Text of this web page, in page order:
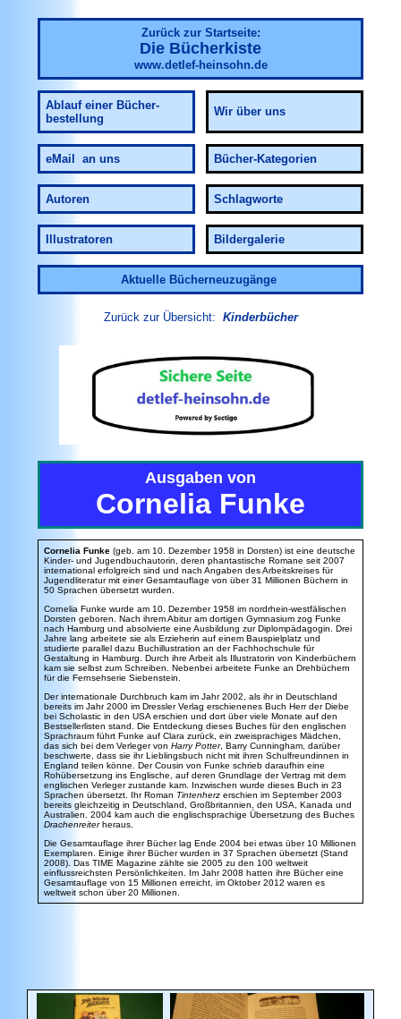
Zurück zur Startseite:
Die Bücherkiste
www.detlef-heinsohn.de
Ablauf einer Bücher-
bestellung
Wir über uns
eMail an uns Bücher-Kategorien
Autoren Schlagworte
Illustratoren Bildergalerie
Aktuelle Bücherneuzugänge
Zurück zur Übersicht: Kinderbücher
Ausgaben von
Cornelia Funke
Cornelia Funke (geb. am 10. Dezember 1958 in Dorsten) ist eine deutsche
Kinder- und Jugendbuchautorin, deren phantastische Romane seit 2007
international erfolgreich sind und nach Angaben des Arbeitskreises für
Jugendliteratur mit einer Gesamtauflage von über 31 Millionen Büchern in
50 Sprachen übersetzt wurden.
Cornelia Funke wurde am 10. Dezember 1958 im nordrhein-westfälischen
Dorsten geboren. Nach ihrem Abitur am dortigen Gymnasium zog Funke
nach Hamburg und absolvierte eine Ausbildung zur Diplompädagogin. Drei
Jahre lang arbeitete sie als Erzieherin auf einem Bauspielplatz und
studierte parallel dazu Buchillustration an der Fachhochschule für
Gestaltung in Hamburg. Durch ihre Arbeit als Illustratorin von Kinderbüchern
kam sie selbst zum Schreiben. Nebenbei arbeitete Funke an Drehbüchern
für die Fernsehserie Siebenstein.
Der internationale Durchbruch kam im Jahr 2002, als ihr in Deutschland
bereits im Jahr 2000 im Dressler Verlag erschienenes Buch Herr der Diebe
bei Scholastic in den USA erschien und dort über viele Monate auf den
Bestsellerlisten stand. Die Entdeckung dieses Buches für den englischen
Sprachraum führt Funke auf Clara zurück, ein zweisprachiges Mädchen,
das sich bei dem Verleger von Harry Potter, Barry Cunningham, darüber
beschwerte, dass sie ihr Lieblingsbuch nicht mit ihren Schulfreundinnen in
England teilen könne. Der Cousin von Funke schrieb daraufhin eine
Rohübersetzung ins Englische, auf deren Grundlage der Vertrag mit dem
englischen Verleger zustande kam. Inzwischen wurde dieses Buch in 23
Sprachen übersetzt. Ihr Roman Tintenherz erschien im September 2003
bereits gleichzeitig in Deutschland, Großbritannien, den USA, Kanada und
Australien. 2004 kam auch die englischsprachige Übersetzung des Buches
Drachenreiterheraus.
Die Gesamtauflage ihrer Bücher lag Ende 2004 bei etwas über 10 Millionen
Exemplaren. Einige ihrer Bücher wurden in 37 Sprachen übersetzt (Stand
2008). Das TIME Magazine zählte sie 2005 zu den 100 weltweit
einflussreichsten Persönlichkeiten. Im Jahr 2008 hatten ihre Bücher eine
Gesamtauflage von 15 Millionen erreicht, im Oktober 2012 waren es
weltweit schon über 20 Millionen.